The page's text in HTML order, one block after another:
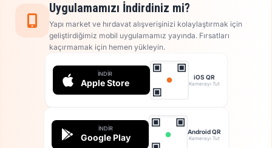
Uygulamamızı İndirdiniz mi?
Yapı market ve hırdavat alışverişinizi kolaylaştırmak için
geliştirdiğimiz mobil uygulamamız yayında. Fırsatları
kaçırmamak için hemen yükleyin.
İNDIR
Apple Store
iOS QR
Kamerayı Tut
İNDIR
Google Play
Android QR
Kamerayı Tut